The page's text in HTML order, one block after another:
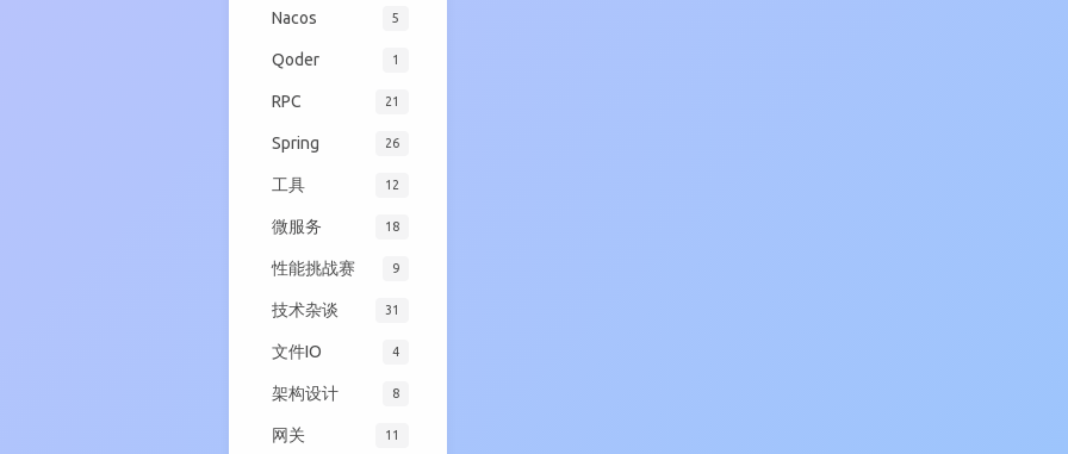
Nacos 5
Qoder 1
RPC 21
Spring 26
工具 12
微服务 18
性能挑战赛 9
技术杂谈 31
文件IO 4
架构设计 8
网关 11